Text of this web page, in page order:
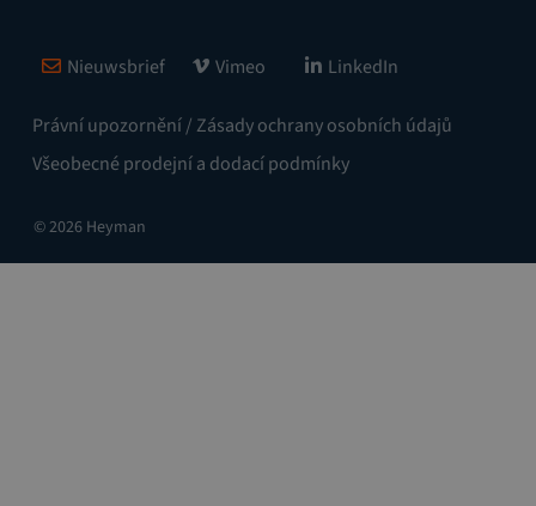
Právní upozornění / Zásady ochrany osobních údajů
Všeobecné prodejní a dodací podmínky
Nieuwsbrief Vimeo LinkedIn
© 2026 Heyman